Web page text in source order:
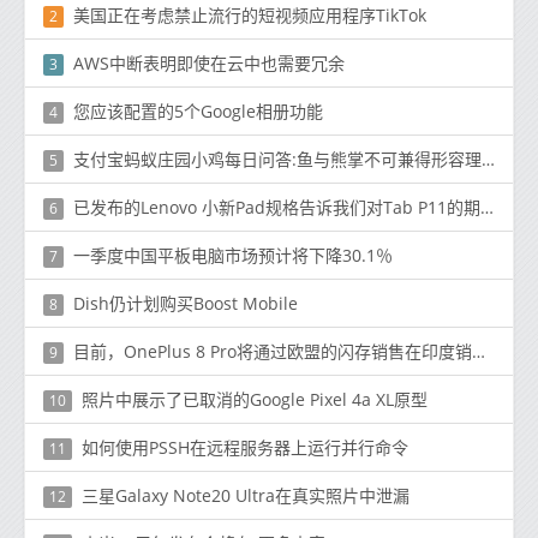
2 美国正在考虑禁止流行的短视频应用程序TikTok
3 AWS中断表明即使在云中也需要冗余
4 您应该配置的5个Google相册功能
5 支付宝蚂蚁庄园小鸡每日问答:鱼与熊掌不可兼得形容理财
6 已发布的Lenovo 小新Pad规格告诉我们对Tab P11的期望
7 一季度中国平板电脑市场预计将下降30.1％
8 Dish仍计划购买Boost Mobile
9 目前，OnePlus 8 Pro将通过欧盟的闪存销售在印度销售，而印度的发布推迟
10 照片中展示了已取消的Google Pixel 4a XL原型
11 如何使用PSSH在远程服务器上运行并行命令
12 三星Galaxy Note20 Ultra在真实照片中泄漏